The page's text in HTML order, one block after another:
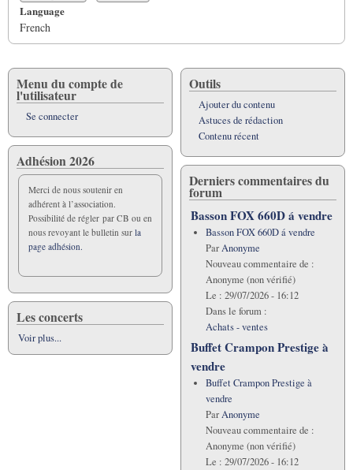
Language
French
Menu du compte de
l'utilisateur
Se connecter
Adhésion 2026
Merci de nous soutenir en
adhérent à l’association.
Possibilité de régler par CB ou en
nous revoyant le bulletin sur la
page adhésion.
Les concerts
Voir plus...
Outils
Ajouter du contenu
Astuces de rédaction
Contenu récent
Derniers commentaires du
forum
Basson FOX 660D á vendre
Basson FOX 660D á vendre
ParAnonyme
Nouveau commentaire de :
Anonyme (non vérifié)
Le : 29/07/2026 - 16:12
Dans le forum :
Achats - ventes
Buffet Crampon Prestige à
vendre
Buffet Crampon Prestige à
vendre
ParAnonyme
Nouveau commentaire de :
Anonyme (non vérifié)
Le : 29/07/2026 - 16:12